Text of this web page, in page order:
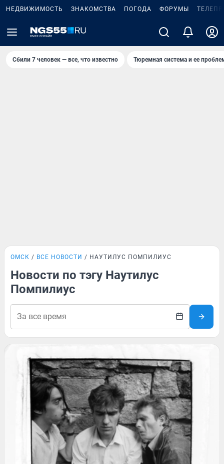
НЕДВИЖИМОСТЬ ЗНАКОМСТВА ПОГОДА ФОРУМЫ
Сбили 7 человек — все, что известно Тюремная система и ее
ОМСК ВСЕ НОВОСТИ НАУТИЛУС ПОМПИЛИУС
Новости по тэгу Наутилус
Помпилиус